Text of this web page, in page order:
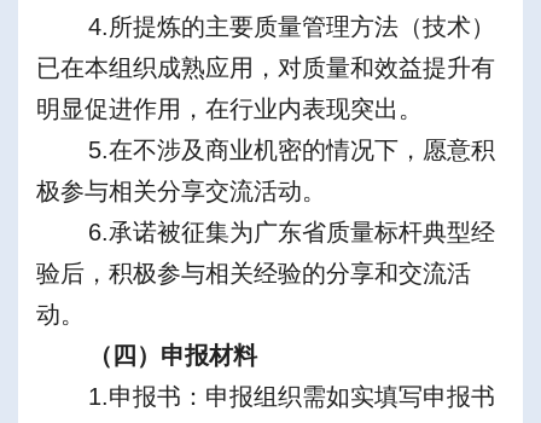
4.所提炼的主要质量管理方法（技术）
已在本组织成熟应用，对质量和效益提升有
明显促进作用，在行业内表现突出。
5.在不涉及商业机密的情况下，愿意积
极参与相关分享交流活动。
6.承诺被征集为广东省质量标杆典型经
验后，积极参与相关经验的分享和交流活
动。
（四）申报材料
1.申报书：申报组织需如实填写申报书